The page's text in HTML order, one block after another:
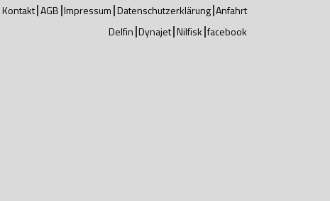
Kontakt AGB Impressum Datenschutzerklärung Anfahrt
Delfin Dynajet Nilfisk facebook